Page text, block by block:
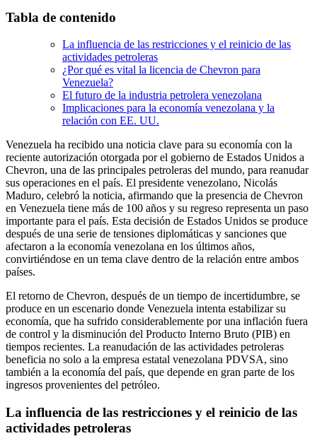
Tabla de contenido
La influencia de las restricciones y el reinicio de las
actividades petroleras
¿Por qué es vital la licencia de Chevron para
Venezuela?
El futuro de la industria petrolera venezolana
Implicaciones para la economía venezolana y la
relación con EE. UU.
Venezuela ha recibido una noticia clave para su economía con la
reciente autorización otorgada por el gobierno de Estados Unidos a
Chevron, una de las principales petroleras del mundo, para reanudar
sus operaciones en el país. El presidente venezolano, Nicolás
Maduro, celebró la noticia, afirmando que la presencia de Chevron
en Venezuela tiene más de 100 años y su regreso representa un paso
importante para el país. Esta decisión de Estados Unidos se produce
después de una serie de tensiones diplomáticas y sanciones que
afectaron a la economía venezolana en los últimos años,
convirtiéndose en un tema clave dentro de la relación entre ambos
países.
El retorno de Chevron, después de un tiempo de incertidumbre, se
produce en un escenario donde Venezuela intenta estabilizar su
economía, que ha sufrido considerablemente por una inflación fuera
de control y la disminución del Producto Interno Bruto (PIB) en
tiempos recientes. La reanudación de las actividades petroleras
beneficia no solo a la empresa estatal venezolana PDVSA, sino
también a la economía del país, que depende en gran parte de los
ingresos provenientes del petróleo.
La influencia de las restricciones y el reinicio de las
actividades petroleras